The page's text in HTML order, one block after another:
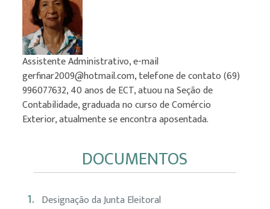
Assistente Administrativo, e-mail
gerfinar2009@hotmail.com, telefone de contato (69)
996077632, 40 anos de ECT, atuou na Seção de
Contabilidade, graduada no curso de Comércio
Exterior, atualmente se encontra aposentada.
DOCUMENTOS
1. Designação da Junta Eleitoral